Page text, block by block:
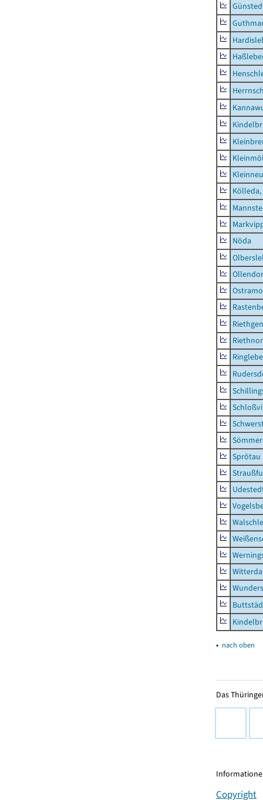
Nöda
Riethgen
Sprötau
Witterda
▴ nach oben
Das
Copyright